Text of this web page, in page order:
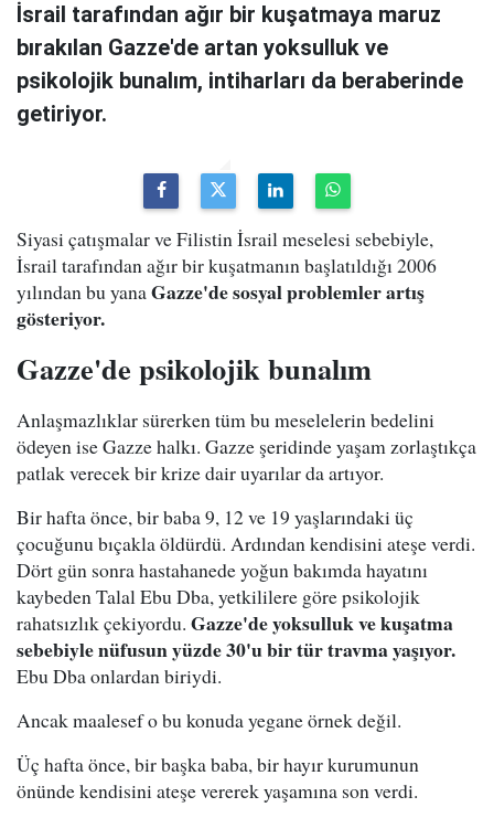
İsrail tarafından ağır bir kuşatmaya maruz
bırakılan Gazze'de artan yoksulluk ve
psikolojik bunalım, intiharları da beraberinde
getiriyor.
Siyasi çatışmalar ve Filistin İsrail meselesi sebebiyle,
İsrail tarafından ağır bir kuşatmanın başlatıldığı 2006
yılından bu yanaGazze'de sosyal problemler artış
gösteriyor.
Gazze'de psikolojik bunalım
Anlaşmazlıklar sürerken tüm bu meselelerin bedelini
ödeyen ise Gazze halkı. Gazze şeridinde yaşam zorlaştıkça
patlak verecek bir krize dair uyarılar da artıyor.
Bir hafta önce, bir baba 9, 12 ve 19 yaşlarındaki üç
çocuğunu bıçakla öldürdü. Ardından kendisini ateşe verdi.
Dört gün sonra hastahanede yoğun bakımda hayatını
kaybeden Talal Ebu Dba, yetkililere göre psikolojik
rahatsızlık çekiyordu. Gazze'de yoksulluk ve kuşatma
sebebiyle nüfusun yüzde 30'u bir tür travma yaşıyor.
Ebu Dba onlardan biriydi.
Ancak maalesef o bu konuda yegane örnek değil.
Üç hafta önce, bir başka baba, bir hayır kurumunun
önünde kendisini ateşe vererek yaşamına son verdi.